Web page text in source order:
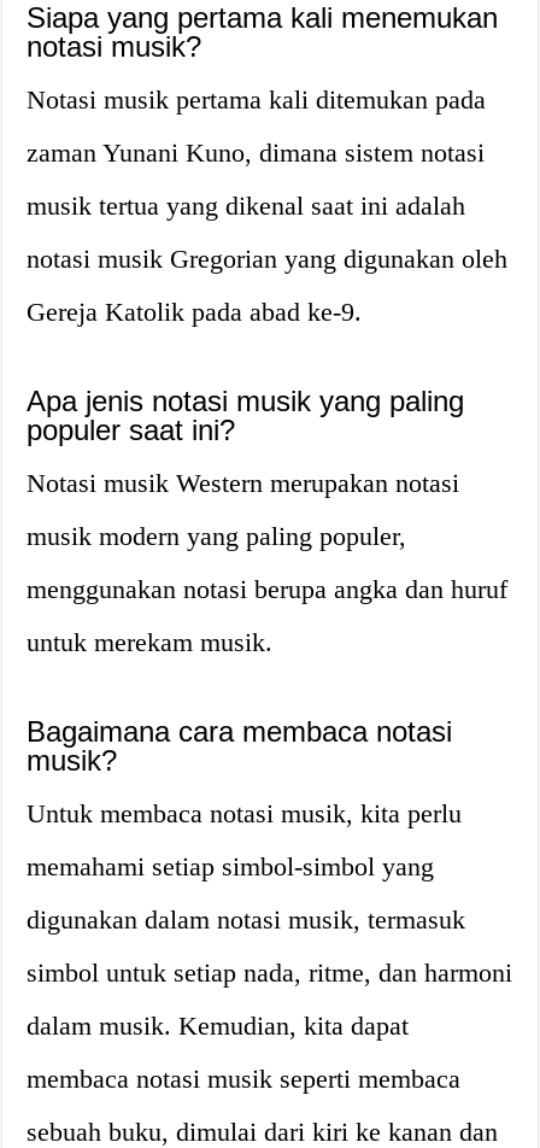
Siapa yang pertama kali menemukan
notasi musik?
Notasi musik pertama kali ditemukan pada
zaman Yunani Kuno, dimana sistem notasi
musik tertua yang dikenal saat ini adalah
notasi musik Gregorian yang digunakan oleh
Gereja Katolik pada abad ke-9.
Apa jenis notasi musik yang paling
populer saat ini?
Notasi musik Western merupakan notasi
musik modern yang paling populer,
menggunakan notasi berupa angka dan huruf
untuk merekam musik.
Bagaimana cara membaca notasi
musik?
Untuk membaca notasi musik, kita perlu
memahami setiap simbol-simbol yang
digunakan dalam notasi musik, termasuk
simbol untuk setiap nada, ritme, dan harmoni
dalam musik. Kemudian, kita dapat
membaca notasi musik seperti membaca
sebuah buku, dimulai dari kiri ke kanan dan